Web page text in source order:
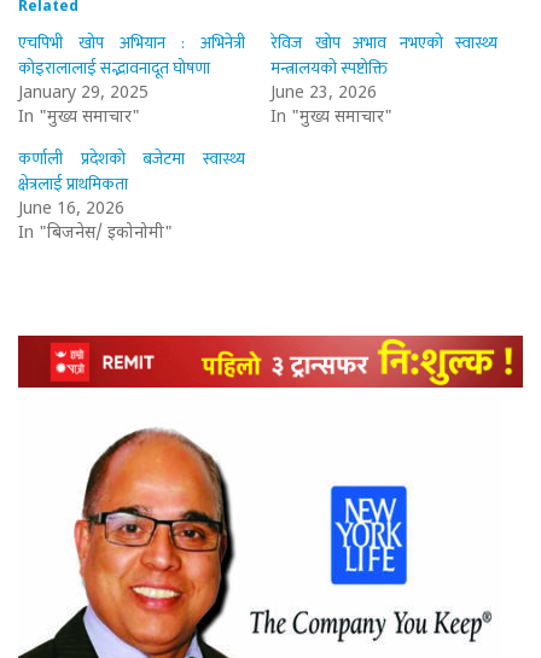
Related
एचपिभी खोप अभियान : अभिनेत्री
कोइरालालाई सद्भावनादूत घोषणा
January 29, 2025
In "मुख्य समाचार"
रेविज खोप अभाव नभएको स्वास्थ्य
मन्त्रालयको स्पष्टोक्ति
June 23, 2026
In "मुख्य समाचार"
कर्णाली प्रदेशको बजेटमा स्वास्थ्य
क्षेत्रलाई प्राथमिकता
June 16, 2026
In "बिजनेस/ इकोनोमी"